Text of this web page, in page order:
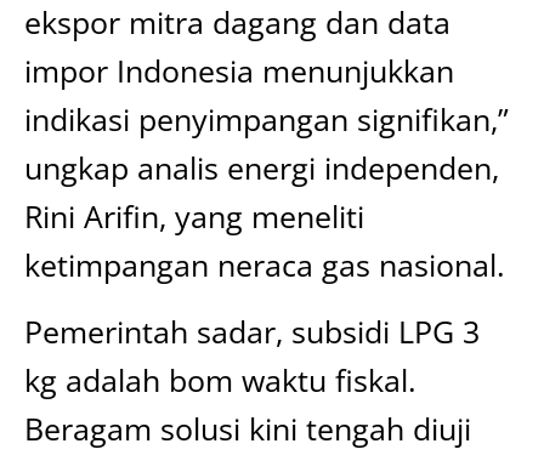
ekspor mitra dagang dan data
impor Indonesia menunjukkan
indikasi penyimpangan signifikan,”
ungkap analis energi independen,
Rini Arifin, yang meneliti
ketimpangan neraca gas nasional.
Pemerintah sadar, subsidi LPG 3
kg adalah bom waktu fiskal.
Beragam solusi kini tengah diuji